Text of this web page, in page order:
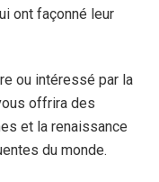
ont façonné leur
ou intéressé par la
offrira des
et la renaissance
du monde.